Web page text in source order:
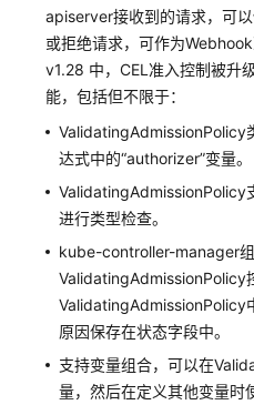
理
工
载
镜
像
存
网
络
存
apiserver接收到的请求，可
或拒绝请求，可作为
v1.28 中，CEL准入控制被升
能，包括但不限于：
ValidatingAdmissionPolicy
达式中的“authorizer”变量。
ValidatingAdmissionPolicy
进行类型检查。
kube-controller-manager
ValidatingAdmissionPolicy
ValidatingAdmissionPolicy
原因保存在状态字段中。
支持变量组合，可以在
量，然后在定义其他变量时